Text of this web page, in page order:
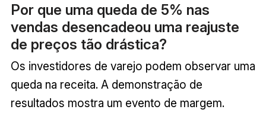
Por que uma queda de 5% nas
vendas desencadeou uma reajuste
de preços tão drástica?
Os investidores de varejo podem observar uma
queda na receita. A demonstração de
resultados mostra um evento de margem.